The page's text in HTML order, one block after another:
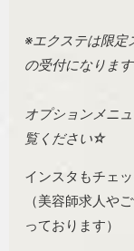
※エクステは限定
の受付になります
オプションメニ
覧ください☆
インスタもチェッ
（美容師求人や
っております）